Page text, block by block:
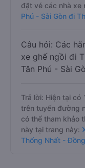
đặt vé các nhà xe
Phú - Sài Gòn đi
Câu hỏi: Các
xe ghế ngồi đi
Tân Phú - Sài
Trả lời: Hiện tại có
trên tuyến đường
có thể tham khảo
này tại trang này:
Thống Nhất -